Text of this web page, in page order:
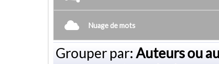
Nuage de mots
Grouper par: Auteurs ou